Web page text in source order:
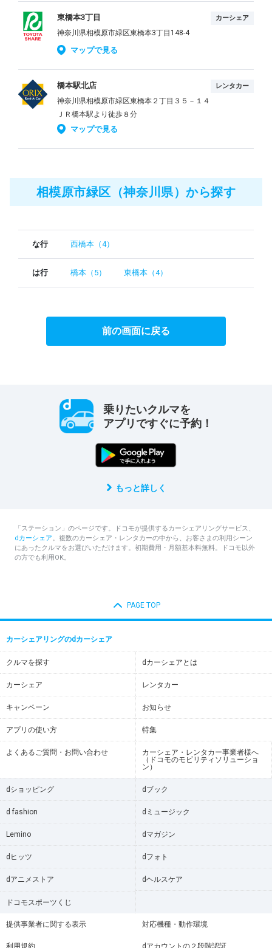
東橋本3丁目 カーシェア
神奈川県相模原市緑区東橋本3丁目148-4
マップで見る
橋本駅北店 レンタカー
神奈川県相模原市緑区東橋本２丁目３５－１４
ＪＲ橋本駅より徒歩８分
マップで見る
相模原市緑区（神奈川県）から探す
な行 西橋本（4）
は行 橋本（5） 東橋本（4）
前の画面に戻る
乗りたいクルマを
アプリですぐに予約！
もっと詳しく
「ステーション」のページです。ドコモが提供するカーシェアリングサービス、
dカーシェア。複数のカーシェア・レンタカーの中から、お客さまの利用シーン
にあったクルマをお選びいただけます。初期費用・月額基本料無料。ドコモ以外
の方でも利用OK。
PAGE TOP
カーシェアリングのdカーシェア
クルマを探す dカーシェアとは
カーシェア レンタカー
キャンペーン お知らせ
アプリの使い方 特集
よくあるご質問・お問い合わせ
カーシェア・レンタカー事業者様へ
（ドコモのモビリティソリューショ
ン）
dショッピング dブック
d fashion dミュージック
Lemino dマガジン
dヒッツ dフォト
dアニメストア dヘルスケア
ドコモスポーツくじ
提供事業者に関する表示 対応機種・動作環境